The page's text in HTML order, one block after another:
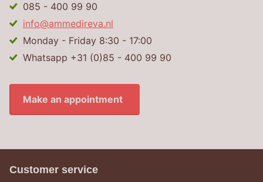
085 - 400 99 90
info@ammedireva.nl
Monday - Friday 8:30 - 17:00
Whatsapp +31 (0)85 - 400 99 90
Make an appointment
Customer service